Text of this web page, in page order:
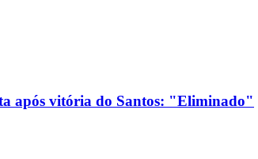
após vitória do Santos: "Eliminado"